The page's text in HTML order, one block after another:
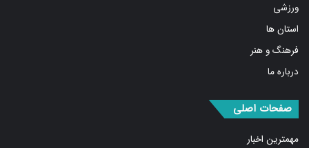
ورزشی
استان ها
فرهنگ و هنر
درباره ما
صفحات اصلی
مهمترین اخبار